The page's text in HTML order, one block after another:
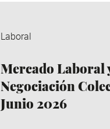
Laboral
Mercado Laboral
Negociación
Junio 2026